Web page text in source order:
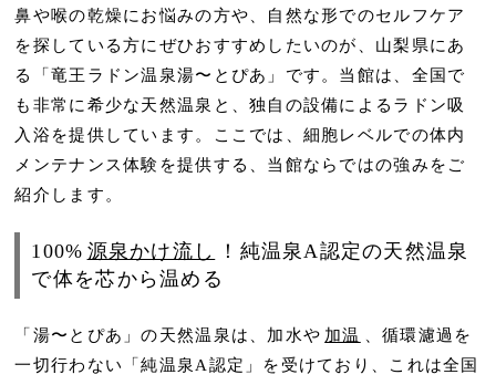
鼻や喉の乾燥にお悩みの方や、自然な形でのセルフケア
を探している方にぜひおすすめしたいのが、山梨県にあ
る「竜王ラドン温泉湯〜とぴあ」です。当館は、全国で
も非常に希少な天然温泉と、独自の設備によるラドン吸
入浴を提供しています。ここでは、細胞レベルでの体内
メンテナンス体験を提供する、当館ならではの強みをご
紹介します。
100% 源泉かけ流し
！純温泉A認定の天然温泉
で体を芯から温める
「湯〜とぴあ」の天然温泉は、加水や 加温
、循環濾過を
一切行わない「純温泉A認定」を受けており、これは全国